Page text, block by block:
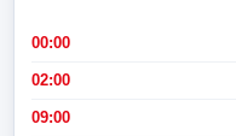
00:00
02:00
09:00